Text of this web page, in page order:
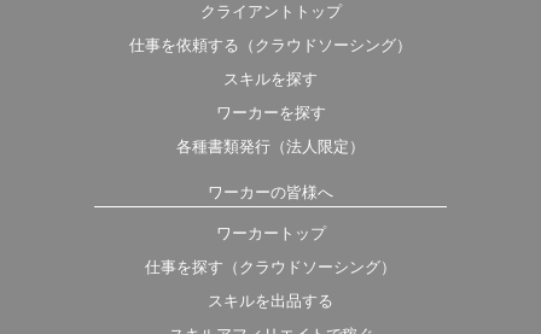
クライアントトップ
仕事を依頼する（クラウドソーシング）
スキルを探す
ワーカーを探す
各種書類発行（法人限定）
ワーカーの皆様へ
ワーカートップ
仕事を探す（クラウドソーシング）
スキルを出品する